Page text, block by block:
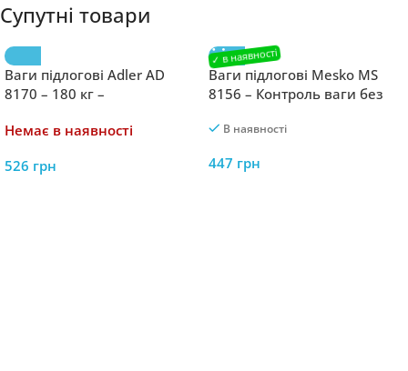
Супутні товари
Ваги підлогові Adler AD
8170 – 180 кг –
комфортом
Немає в наявності
526 грн
Ваги підлогові Mesko MS
8156 – Контроль ваги без
В наявності
447 грн